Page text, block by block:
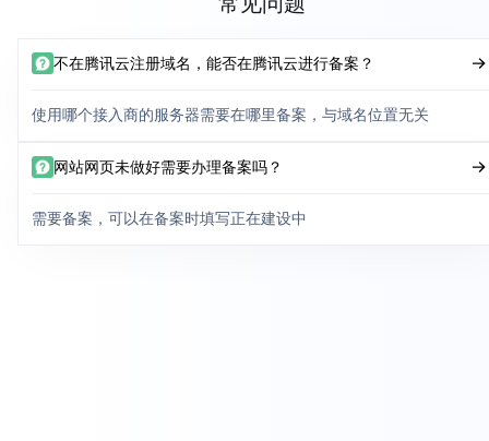
不在腾讯云注册域名，能否在腾讯云进行备案？
使用哪个接入商的服务器需要在哪里备案，与域名位置无关
网站网页未做好需要办理备案吗？
需要备案，可以在备案时填写正在建设中